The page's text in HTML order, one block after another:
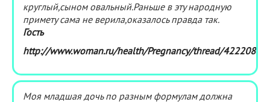
круглый,сыном овальный.Раньше в эту народную
примету сама не верила,оказалось правда так.
Гость
http://www.woman.ru/health/Pregnancy/thread/4222087/
Моя младшая дочь по разным формулам должна